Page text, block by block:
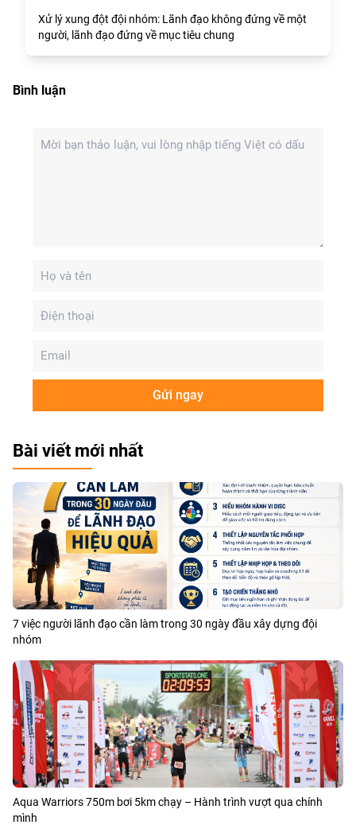
Xử lý xung đột đội nhóm: Lãnh đạo không đứng về một
người, lãnh đạo đứng về mục tiêu chung
Bình luận
Gửi ngay
Bài viết mới nhất
7 việc người lãnh đạo cần làm trong 30 ngày đầu xây dựng đội
nhóm
Aqua Warriors 750m bơi 5km chạy – Hành trình vượt qua chính
mình